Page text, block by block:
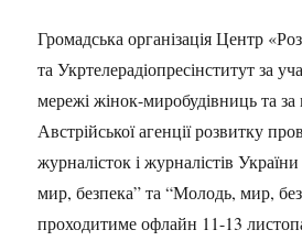
Громадська організація Центр
та Укртелерадіопресінститут за
мережі жінок-миробудівниць та
Австрійської агенції розвитку
журналісток і журналістів
мир, безпека” та “Молодь, мир,
проходитиме офлайн 11-13